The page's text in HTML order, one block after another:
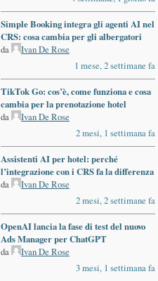
Simple Booking integra gli agenti AI nel
CRS: cosa cambia per gli albergatori
da
Ivan De Rose
1 mese, 2 settimane fa
TikTok Go: cos’è, come funziona e cosa
cambia per la prenotazione hotel
da
Ivan De Rose
2 mesi, 1 settimana fa
Assistenti AI per hotel: perché
l’integrazione con i CRS fa la differenza
da
Ivan De Rose
2 mesi, 2 settimane fa
OpenAI lancia la fase di test del nuovo
Ads Manager per ChatGPT
da
Ivan De Rose
3 mesi, 1 settimana fa